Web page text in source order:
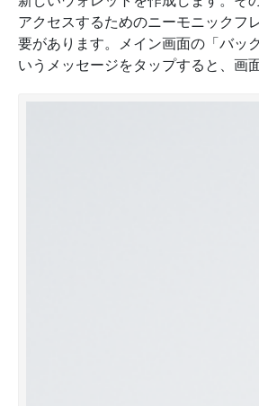
アクセスするためのニーモニックフ
要があります。メイン画面の 「バッ
いうメッセージをタップすると、画